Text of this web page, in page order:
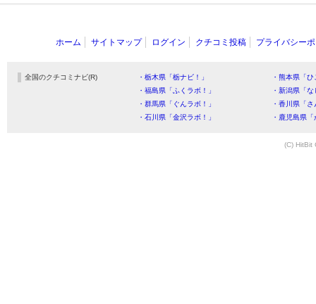
ホーム サイトマップ ログイン クチコミ投稿 プライバシー
全国のクチコミナビ(R) ・栃木県「栃ナビ！」
・熊本県「
・福島県「ふくラボ！」
・新潟県「
・群馬県「ぐんラボ！」
・香川県「
・石川県「金沢ラボ！」
・鹿児島県
(C) HitBit